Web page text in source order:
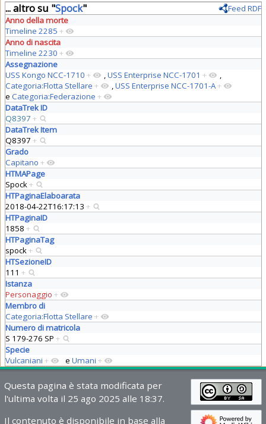
... altro su "Spock"
Feed RDF
Anno della morte
Timeline 2285 +
Anno di nascita
Timeline 2230 +
Assegnazione
USS Kongo NCC-1710 + ,USS Enterprise NCC-1701 +
,
Categoria:Flotta Stellare + ,USS Enterprise NCC-1701-A+
e Categoria:Federazione +
DataTrek ID
Q8397 +
DataTrek Item
Q8397 +
Grado
Capitano +
HTMAPage
Spock+
HTPaginaElaboarata
2018-04-22T16:17:13 +
HTPaginaID
1858 +
HTPaginaTag
spock+
HTSezioneID
111 +
Istanza
Personaggio +
Membro di
Categoria:Flotta Stellare +
Numero di matricola
S 179-276 SP +
Specie
Vulcaniani + e Umani +
Questa pagina è stata modificata per
l'ultima volta il 25 ago 2025 alle 18:37.
Il contenuto è disponibile in base alla